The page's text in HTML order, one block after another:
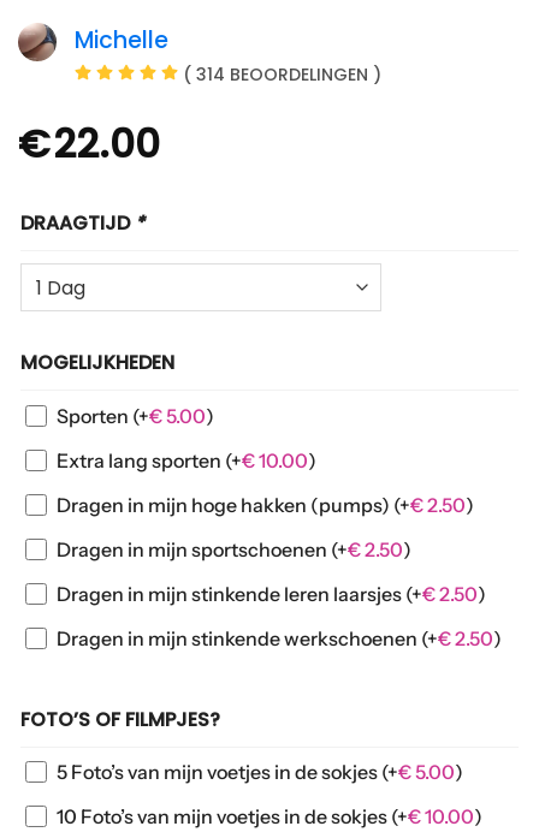
Michelle
( 314 BEOORDELINGEN )
€22.00
DRAAGTIJD *
MOGELIJKHEDEN
Sporten (+€5.00)
Extra lang sporten (+€10.00)
Dragen in mijn hoge hakken (pumps) (+€2.50)
Dragen in mijn sportschoenen (+€2.50)
Dragen in mijn stinkende leren laarsjes (+€2.50)
Dragen in mijn stinkende werkschoenen (+€2.50)
FOTO’S OF FILMPJES?
5 Foto’s van mijn voetjes in de sokjes (+€5.00)
10 Foto’s van mijn voetjes in de sokjes (+€10.00)